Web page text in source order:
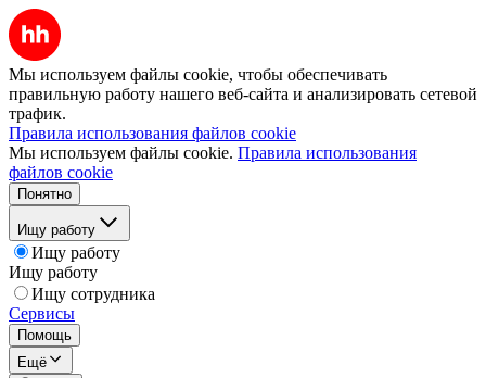
Мы используем файлы cookie, чтобы обеспечивать
правильную работу нашего веб-сайта и анализировать сетевой
трафик.
Правила использования файлов cookie
Мы используем файлы cookie. Правила использования
файлов cookie
Понятно
Ищу работу
Ищу работу
Ищу работу
Ищу сотрудника
Сервисы
Помощь
Ещё